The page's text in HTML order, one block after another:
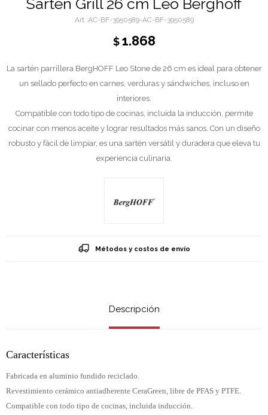
Sartén Grill 26 cm Leo Berghoff
AC-BF-3950589-AC-BF-3950589
$ 1.868
La sartén parrillera BergHOFF Leo Stone de 26 cm es ideal para obtener
un sellado perfecto en carnes, verduras y sándwiches, incluso en
interiores.
Compatible con todo tipo de cocinas, incluida la inducción, permite
cocinar con menos aceite y lograr resultados más sanos. Con un diseño
robusto y fácil de limpiar, es una sartén versátil y duradera que eleva tu
experiencia culinaria.
Métodos y costos de envío
Descripción
Características
Fabricada en aluminio fundido reciclado.
Revestimiento cerámico antiadherente CeraGreen, libre de PFAS y PTFE.
Compatible con todo tipo de cocinas, incluida inducción.